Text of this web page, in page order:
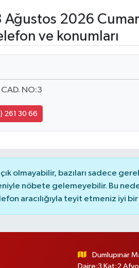
Ağustos 2026
ve konumları
CAD. NO:3
261 30 66
olmayabilir, bazıları sadece
nöbete gelemeyebilir. Bu
aracılığıyla teyit etmeniz iyi bir
Dumlupınar
Daire:3 Kat:2